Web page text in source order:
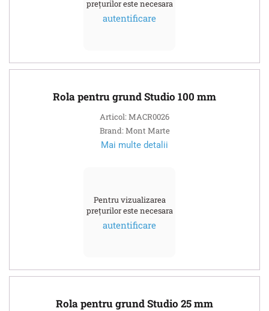
prețurilor este necesara
autentificare
Rola pentru grund Studio 100 mm
Articol: MACR0026
Brand: Mont Marte
Mai multe detalii
Pentru vizualizarea
prețurilor este necesara
autentificare
Rola pentru grund Studio 25 mm